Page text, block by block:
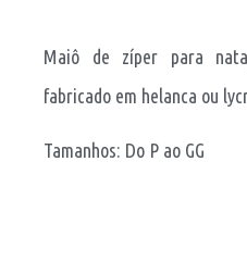
Maiô de zíper para
fabricado em helanca ou
Tamanhos: Do P ao GG